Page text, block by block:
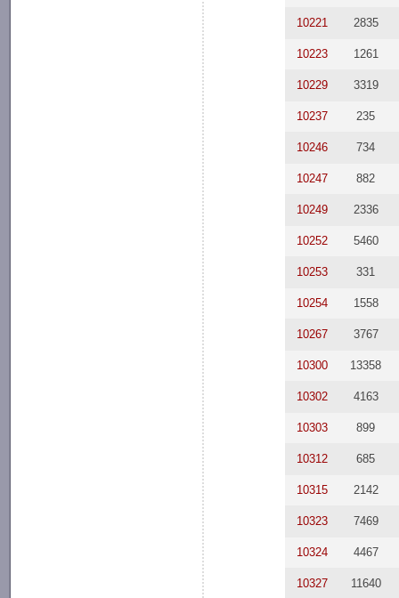
10221 2835
10223 1261
10229 3319
10237 235
10246 734
10247 882
10249 2336
10252 5460
10253 331
10254 1558
10267 3767
10300 13358
10302 4163
10303 899
10312 685
10315 2142
10323 7469
10324 4467
10327 11640